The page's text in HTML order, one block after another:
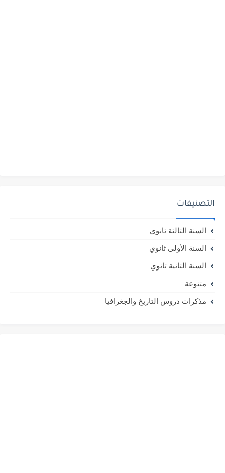
التصنيفات
السنة الثالثة ثانوي
السنة الأولى ثانوي
السنة الثانية ثانوي
متنوعة
مذكرات دروس التاريخ والجغرافيا